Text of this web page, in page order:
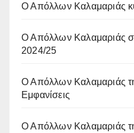
Ο Απόλλων Καλαμαριάς
Ο Απόλλων Καλαμαριάς
2024/25
Ο Απόλλων Καλαμαριάς
Εμφανίσεις
Ο Απόλλων Καλαμαριάς